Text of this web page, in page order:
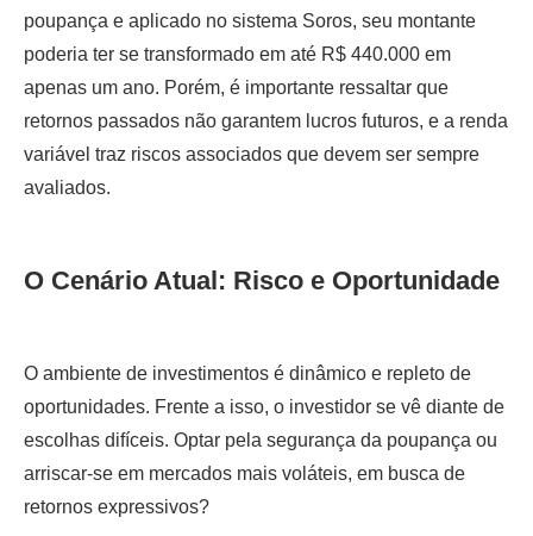
poupança e aplicado no sistema Soros, seu montante
poderia ter se transformado em até R$ 440.000 em
apenas um ano. Porém, é importante ressaltar que
retornos passados não garantem lucros futuros, e a renda
variável traz riscos associados que devem ser sempre
avaliados.
O Cenário Atual: Risco e Oportunidade
O ambiente de investimentos é dinâmico e repleto de
oportunidades. Frente a isso, o investidor se vê diante de
escolhas difíceis. Optar pela segurança da poupança ou
arriscar-se em mercados mais voláteis, em busca de
retornos expressivos?